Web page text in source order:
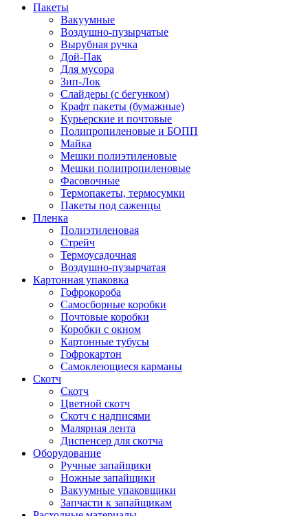
Пакеты
Вакуумные
Воздушно-пузырчатые
Вырубная ручка
Дой-Пак
Для мусора
Зип-Лок
Слайдеры (с бегунком)
Крафт пакеты (бумажные)
Курьерские и почтовые
Полипропиленовые и БОПП
Майка
Мешки полиэтиленовые
Мешки полипропиленовые
Фасовочные
Термопакеты, термосумки
Пакеты под саженцы
Пленка
Полиэтиленовая
Стрейч
Термоусадочная
Воздушно-пузырчатая
Картонная упаковка
Гофрокороба
Самосборные коробки
Почтовые коробки
Коробки с окном
Картонные тубусы
Гофрокартон
Самоклеющиеся карманы
Скотч
Скотч
Цветной скотч
Скотч с надписями
Малярная лента
Диспенсер для скотча
Оборудование
Ручные запайщики
Ножные запайщики
Вакуумные упаковщики
Запчасти к запайщикам